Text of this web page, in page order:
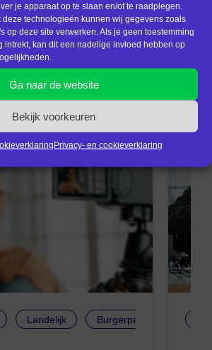
je apparaat op te slaan en/of te raadplegen.
deze technologieën kunnen wij gegevens zoals
op deze site verwerken. Als je geen toestemming
intrekt, kan dit een nadelige invloed hebben op
Ga naar de website
Bekijk voorkeuren
Privacy- en cookieverklaring
Landelijk Burgerparticipatie